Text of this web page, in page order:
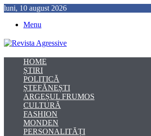
luni, 10 august 2026
Menu
HOME
ȘTIRI
POLITICĂ
ȘTEFĂNEȘTI
ARGEȘUL FRUMOS
CULTURĂ
FASHION
MONDEN
PERSONALITĂȚI